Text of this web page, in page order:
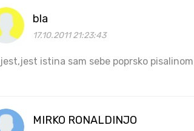
bla
17.10.2011 21:23:43
jest,jest istina sam sebe poprsko pisalinom
MIRKO RONALDINJO